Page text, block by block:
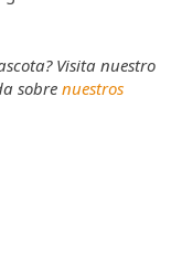
Visita nuestro
sobre nuestros